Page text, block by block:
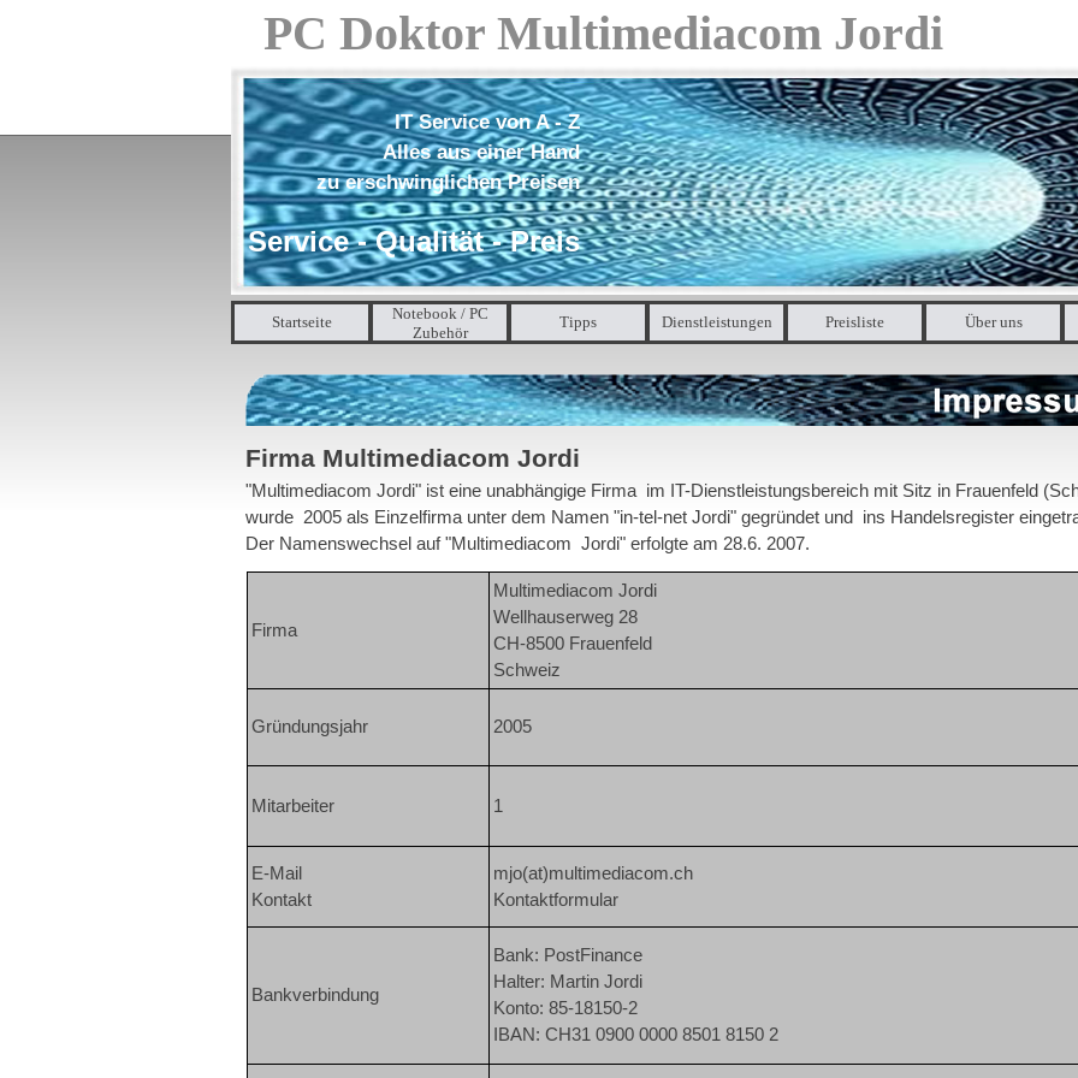
PC Doktor Multimediacom Jordi
IT Service von A - Z
Alles aus einer Hand
zu erschwinglichen Preisen
Service - Qualität - Preis
Menü überspringen
Startseite
Notebook / PC
Zubehör
Tipps ▼
Dienstleistungen ▼
Preisliste ▼
Über uns
Firma Multimediacom Jordi
"Multimediacom Jordi" ist eine unabhängige Firma im IT-Dienstleistungsbereich mit Sitz in Frauenfeld
wurde 2005 als Einzelfirma unter dem Namen "in-tel-net Jordi" gegründet und ins Handelsregister
Der Namenswechsel auf "Multimediacom Jordi" erfolgte am 28.6. 2007.
Firma
Multimediacom Jordi
Wellhauserweg 28
CH-8500 Frauenfeld
Schweiz
Gründungsjahr 2005
Mitarbeiter 1
E-Mail
Kontakt
mjo(at)multimediacom.ch
Kontaktformular
Bankverbindung
Bank: PostFinance
Halter: Martin Jordi
Konto: 85-18150-2
IBAN: CH31 0900 0000 8501 8150 2